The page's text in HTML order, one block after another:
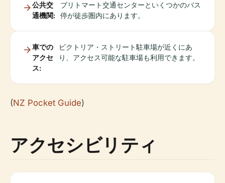
公共交
通機関:
ブリトマート交通センターといくつかのバス
停が徒歩圏内にあります。
車での
アクセ
ス:
ビクトリア・ストリート駐車場が近くにあ
り、アクセス可能な駐車場も利用できます。
(NZ Pocket Guide)
アクセシビリティ